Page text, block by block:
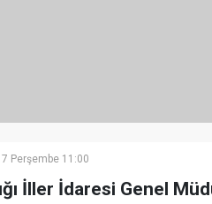
Perşembe 11:00
İller İdaresi Genel